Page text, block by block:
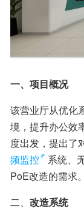
一、项目概况
该营业厅从优化
境，提升办公效
度出发，提出了
频监控
系统、
PoE改造的需求。
二、 改造系统